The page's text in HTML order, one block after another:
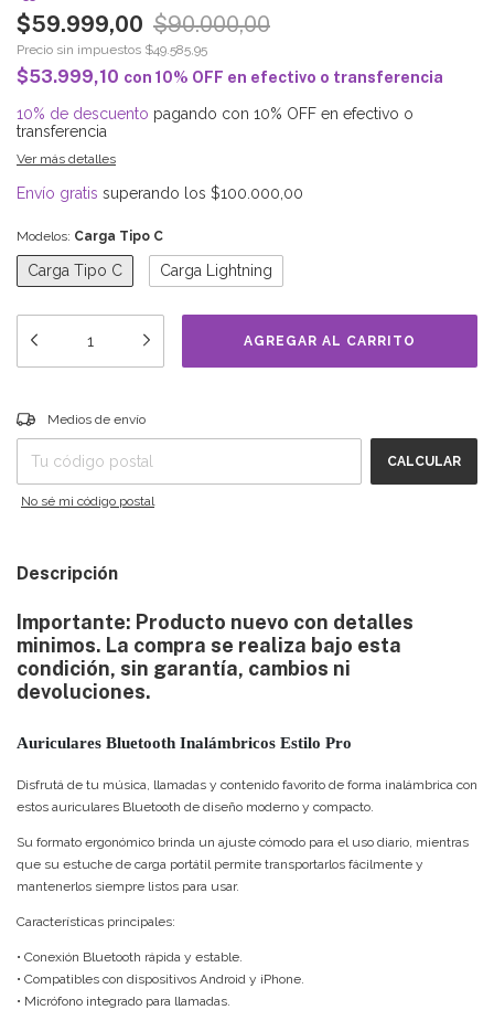
$59.999,00 $90.000,00
Precio sin impuestos $49.585,95
$53.999,10 con 10% OFF en efectivo o transferencia
10% de descuento pagando con 10% OFF en efectivo o
transferencia
Ver más detalles
Envío gratis superando los $100.000,00
Modelos: Carga Tipo C
Carga Tipo C Carga Lightning
Entregas para el CP:
Medios de envío
CALCULAR
No sé mi código postal
Descripción
Importante: Producto nuevo con detalles
minimos. La compra se realiza bajo esta
condición, sin garantía, cambios ni
devoluciones.
Auriculares Bluetooth Inalámbricos Estilo Pro
Disfrutá de tu música, llamadas y contenido favorito de forma inalámbrica con
estos auriculares Bluetooth de diseño moderno y compacto.
Su formato ergonómico brinda un ajuste cómodo para el uso diario, mientras
que su estuche de carga portátil permite transportarlos fácilmente y
mantenerlos siempre listos para usar.
Características principales:
• Conexión Bluetooth rápida y estable.
• Compatibles con dispositivos Android y iPhone.
• Micrófono integrado para llamadas.